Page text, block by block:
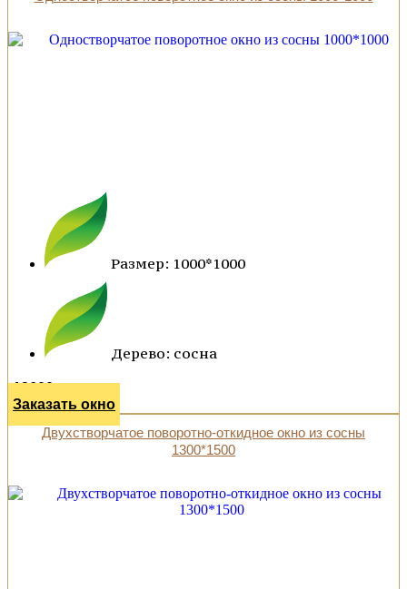
Размер: 1000*1000
Дерево: сосна
13600 р.
Заказать окно
Двухстворчатое поворотно-откидное окно из сосны
1300*1500